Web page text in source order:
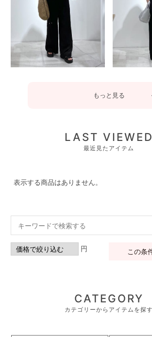
もっと見る
LAST VIEWED
最近見たアイテム
表示する商品はありません。
円 この条
CATEGORY
カテゴリーからアイテムを探す